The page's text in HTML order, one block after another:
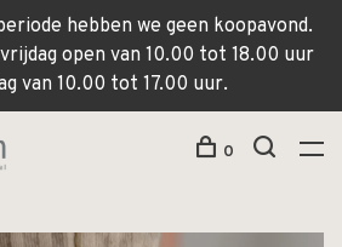
hebben we geen koopavond.
open van 10.00 tot 18.00 uur
van 10.00 tot 17.00 uur.
0